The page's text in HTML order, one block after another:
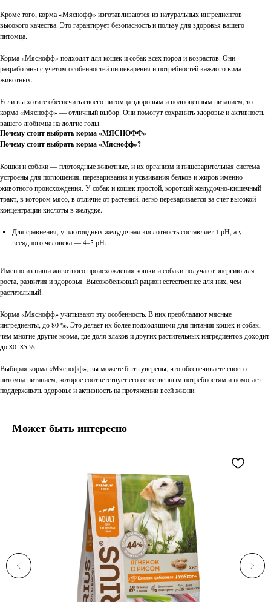
Кроме того, корма «Мяснофф» изготавливаются из натуральных ингредиентов
высокого качества. Это гарантирует безопасность и пользу для здоровья вашего
питомца.
Корма «Мяснофф» подходят для кошек и собак всех пород и возрастов. Они
разработаны с учётом особенностей пищеварения и потребностей каждого вида
животных.
Если вы хотите обеспечить своего питомца здоровым и полноценным питанием, то
корма «Мяснофф» — отличный выбор. Они помогут сохранить здоровье и активность
вашего любимца на долгие годы.
Почему стоит выбрать корма «МЯСНОФФ»
Почему стоит выбрать корма «Мяснофф»?
Кошки и собаки — плотоядные животные, и их организм и пищеварительная система
устроены для поглощения, переваривания и усваивания белков и жиров именно
животного происхождения. У собак и кошек простой, короткий желудочно-кишечный
тракт, в котором мясо, в отличие от растений, легко переваривается за счёт высокой
концентрации кислоты в желудке.
Для сравнения, у плотоядных желудочная кислотность составляет 1 рН, а у
всеядного человека — 4–5 рН.
Именно из пищи животного происхождения кошки и собаки получают энергию для
роста, развития и здоровья. Высокобелковый рацион естественнее для них, чем
растительный.
Корма «Мяснофф» учитывают эту особенность. В них преобладают мясные
ингредиенты, до 80 %. Это делает их более подходящими для питания кошек и собак,
чем многие другие корма, где доля злаков и других растительных ингредиентов доходит
до 80–85 %.
Выбирая корма «Мяснофф», вы можете быть уверены, что обеспечиваете своего
питомца питанием, которое соответствует его естественным потребностям и помогает
поддерживать здоровье и активность на протяжении всей жизни.
Может быть интересно